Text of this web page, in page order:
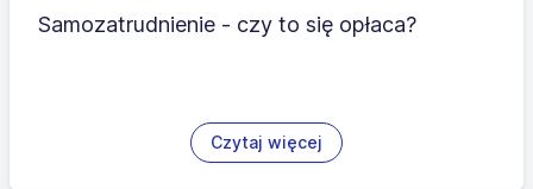
Samozatrudnienie - czy to się opłaca?
Czytaj więcej